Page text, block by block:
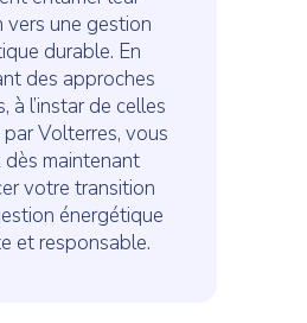
vers une gestion
durable. En
des approches
à l’instar de celles
Volterres, vous
maintenant
votre transition
énergétique
et responsable.